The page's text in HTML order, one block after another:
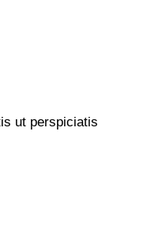
ut perspiciatis